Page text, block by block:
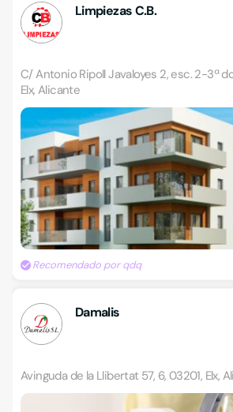
Limpiezas C.B.
C/ Antonio Ripoll Javaloyes 2, esc. 2-3ª
Elx, Alicante
Recomendado por qdq
Damalis
Avinguda de la Llibertat 57, 6, 03201, Elx,